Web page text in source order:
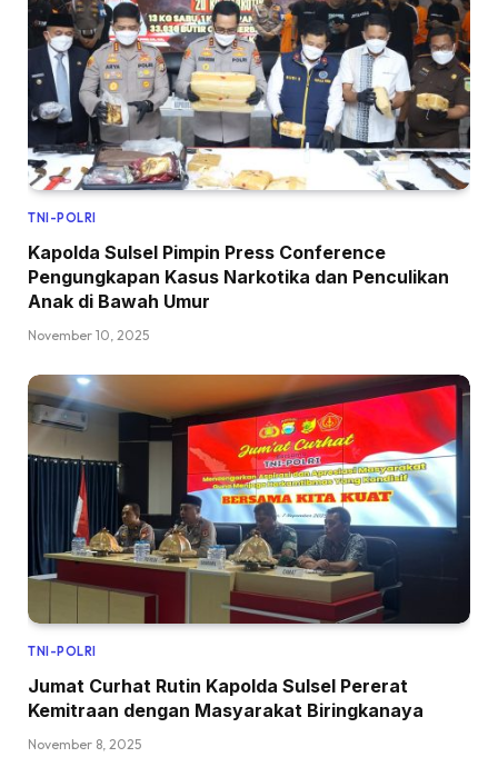
TNI-POLRI
Kapolda Sulsel Pimpin Press Conference
Pengungkapan Kasus Narkotika dan Penculikan
Anak di Bawah Umur
November 10, 2025
TNI-POLRI
Jumat Curhat Rutin Kapolda Sulsel Pererat
Kemitraan dengan Masyarakat Biringkanaya
November 8, 2025